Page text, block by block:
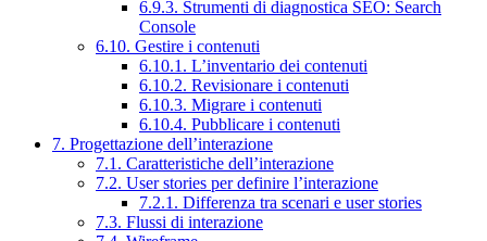
6.9.3. Strumenti di diagnostica SEO: Search
Console
6.10. Gestire i contenuti
6.10.1. L’inventario dei contenuti
6.10.2. Revisionare i contenuti
6.10.3. Migrare i contenuti
6.10.4. Pubblicare i contenuti
7. Progettazione dell’interazione
7.1. Caratteristiche dell’interazione
7.2. User stories per definire l’interazione
7.2.1. Differenza tra scenari e user stories
7.3. Flussi di interazione